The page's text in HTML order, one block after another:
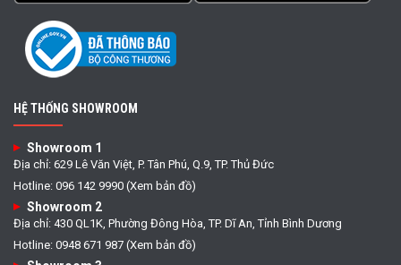
HỆ THỐNG SHOWROOM
Showroom 1
Địa chỉ: 629 Lê Văn Việt, P. Tân Phú, Q.9, TP. Thủ Đức
Hotline: 096 142 9990 (Xem bản đồ)
Showroom 2
Địa chỉ: 430 QL1K, Phường Đông Hòa, TP. Dĩ An, Tỉnh Bình Dương
Hotline: 0948 671 987 (Xem bản đồ)